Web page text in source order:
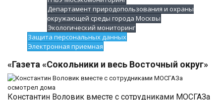
Департамент природопользования и охраны
окружающей среды города Москвы
Экологический мониторинг
Защита персональных данных
Электронная приемная
«Газета «Сокольники и весь Восточный округ»
Константин Воловик вместе с сотрудниками МОСГАЗа